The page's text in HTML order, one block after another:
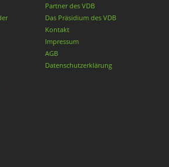
Partner des VDB
Das Präsidium des VDB
Kontakt
Impressum
AGB
Datenschutzerklärung